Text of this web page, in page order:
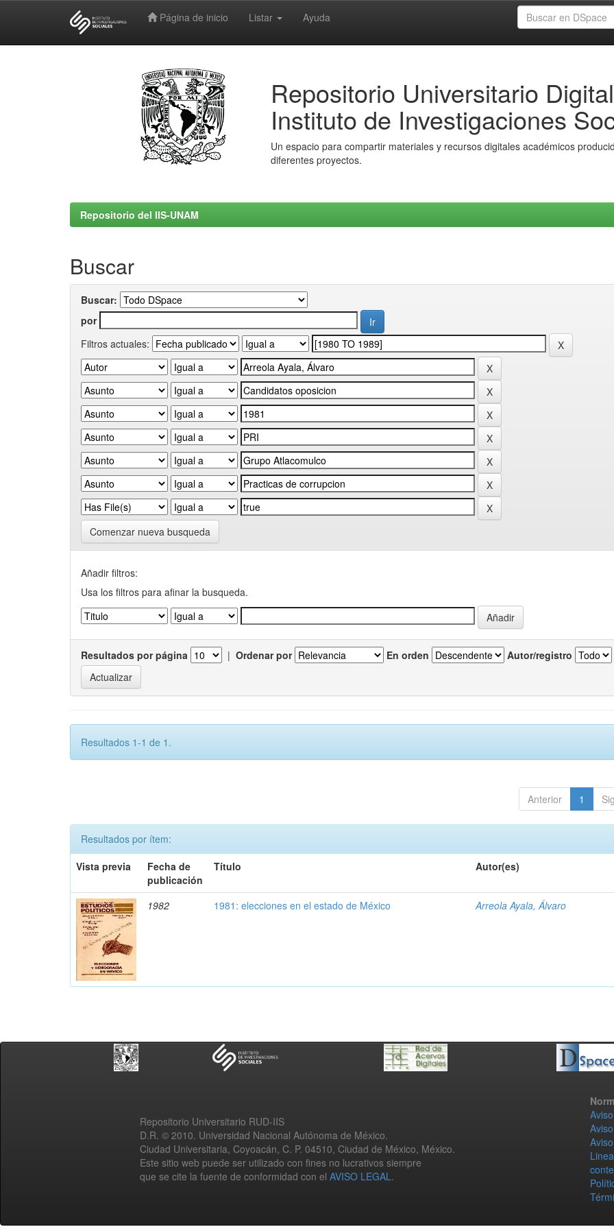
Página de inicio Listar Ayuda
Repositorio Universitario Digital
Instituto de Investigaciones
Un espacio para compartir materiales y recursos digitales académicos
diferentes proyectos.
Repositorio del IIS-UNAM
Buscar
Buscar:
por
Filtros actuales:
Comenzar nueva busqueda
Añadir filtros:
Usa los filtros para afinar la busqueda.
Resultados por página | Ordenar por En orden Autor/registro
Resultados 1-1 de 1.
Anterior 1
Resultados por ítem:
Vista previa
Fecha de
publicación
Título Autor(es)
1982 1981: elecciones en el estado de México Arreola Ayala, Álvaro
Repositorio Universitario RUD-IIS
D.R. © 2010. Universidad Nacional Autónoma de México.
Ciudad Universitaria, Coyoacán, C. P. 04510, Ciudad de México, México.
Este sitio web puede ser utilizado con fines no lucrativos siempre
que se cite la fuente de conformidad con el AVISO LEGAL.